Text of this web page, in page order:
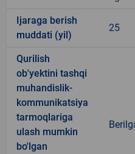
Ijaraga berish
muddati (yil)
25
Qurilish
ob'yektini tashqi
muhandislik-
kommunikatsiya
tarmoqlariga
ulash mumkin
bo'lgan